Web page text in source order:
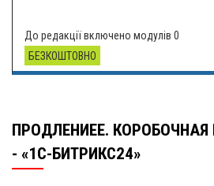
До редакції включено модулів 0
БЕЗКОШТОВНО
ПРОДЛЕНИЕЕ. КОРОБОЧНАЯ
- «1С-БИТРИКС24»